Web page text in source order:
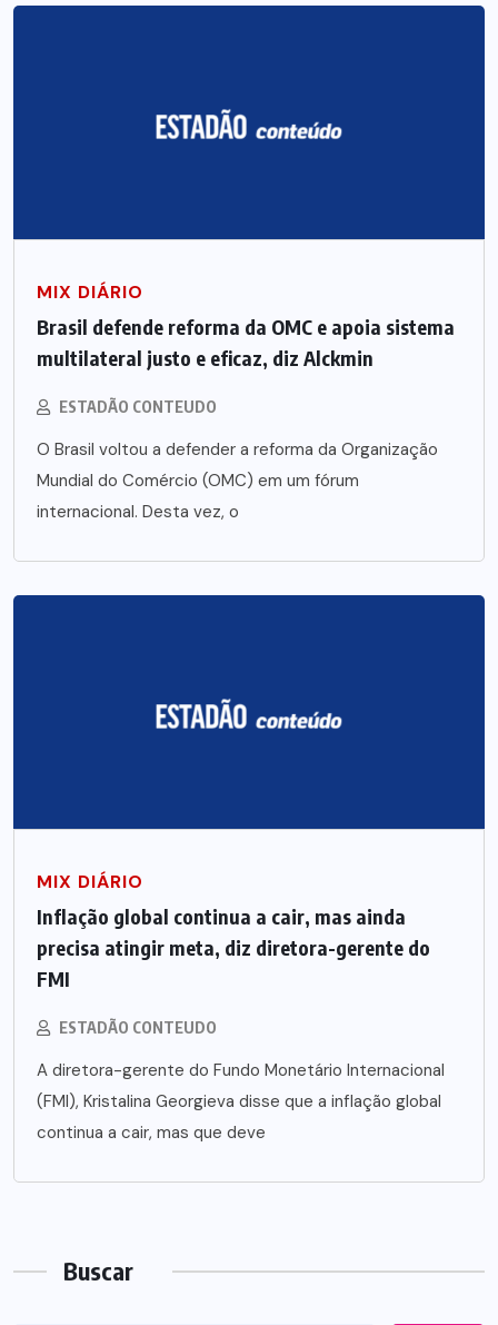
MIX DIÁRIO
Brasil defende reforma da OMC e apoia sistema
multilateral justo e eficaz, diz Alckmin
ESTADÃO CONTEUDO
O Brasil voltou a defender a reforma da Organização
Mundial do Comércio (OMC) em um fórum
internacional. Desta vez, o
MIX DIÁRIO
Inflação global continua a cair, mas ainda
precisa atingir meta, diz diretora-gerente do
FMI
ESTADÃO CONTEUDO
A diretora-gerente do Fundo Monetário Internacional
(FMI), Kristalina Georgieva disse que a inflação global
continua a cair, mas que deve
Buscar